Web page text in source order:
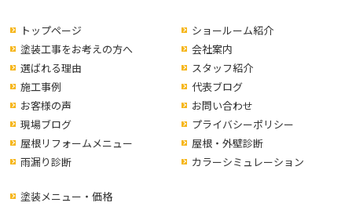
トップページ
塗装工事をお考えの方へ
選ばれる理由
ショールーム紹介
会社案内
スタッフ紹介
施工事例
お客様の声
現場ブログ
代表ブログ
お問い合わせ
プライバシーポリシー
屋根リフォームメニュー
雨漏り診断
屋根・外壁診断
カラーシミュレーション
塗装メニュー・価格